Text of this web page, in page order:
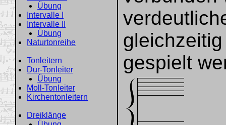
Übung
Intervalle I
Intervalle II
Übung
Naturtonreihe
Tonleitern
Dur-Tonleiter
Übung
Moll-Tonleiter
Kirchentonleitern
Dreiklänge
gespielt